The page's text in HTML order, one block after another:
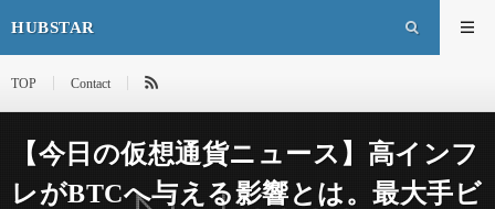
HUBSTAR
TOP Contact
【今日の仮想通貨ニュース】高インフ
レがBTCへ与える影響とは。最大手ビ